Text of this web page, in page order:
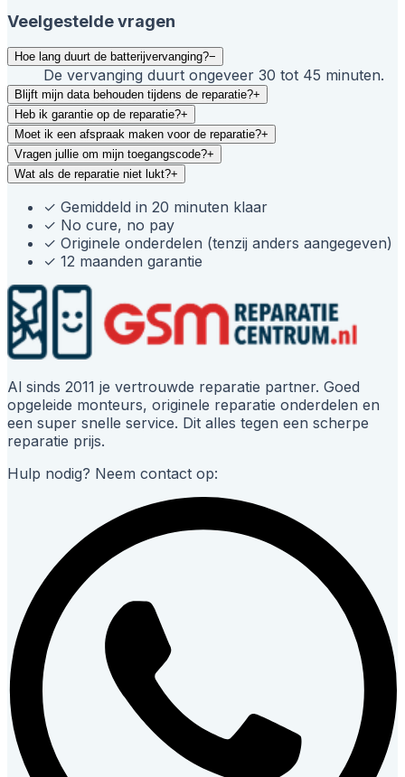
Veelgestelde vragen
Hoe lang duurt de batterijvervanging?−
De vervanging duurt ongeveer 30 tot 45 minuten.
Blijft mijn data behouden tijdens de reparatie?+
Heb ik garantie op de reparatie?+
Moet ik een afspraak maken voor de reparatie?+
Vragen jullie om mijn toegangscode?+
Wat als de reparatie niet lukt?+
✓ Gemiddeld in 20 minuten klaar
✓ No cure, no pay
✓ Originele onderdelen (tenzij anders aangegeven)
✓ 12 maanden garantie
Al sinds 2011 je vertrouwde reparatie partner. Goed
opgeleide monteurs, originele reparatie onderdelen en
een super snelle service. Dit alles tegen een scherpe
reparatie prijs.
Hulp nodig? Neem contact op: